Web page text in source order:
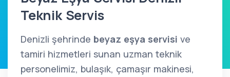
Teknik Servis
Denizli şehrinde beyaz eşya servisi ve
tamiri hizmetleri sunan uzman teknik
personelimiz, bulaşık, çamaşır makinesi,